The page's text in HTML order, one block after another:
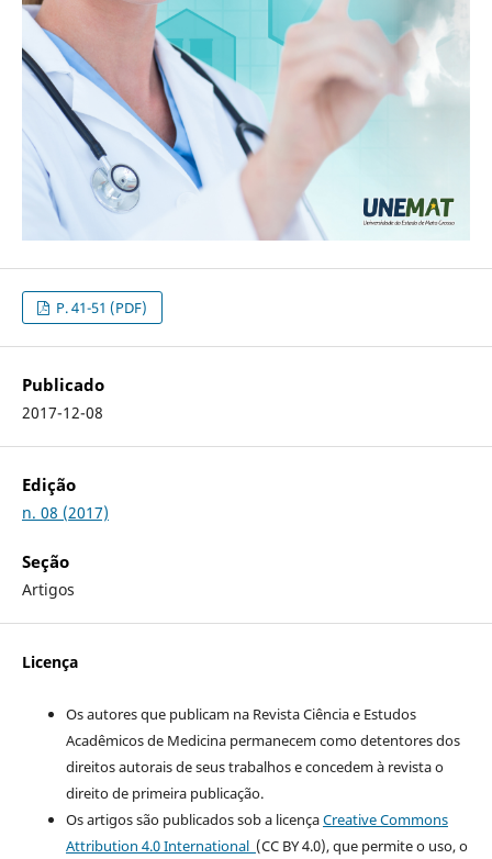
P. 41-51 (PDF)
Publicado
2017-12-08
Edição
n. 08 (2017)
Seção
Artigos
Licença
Os autores que publicam na Revista Ciência e Estudos
Acadêmicos de Medicina permanecem como detentores dos
direitos autorais de seus trabalhos e concedem à revista o
direito de primeira publicação.
Os artigos são publicados sob a licençaCreative Commons
Attribution 4.0 International (CC BY 4.0), que permite o uso, o